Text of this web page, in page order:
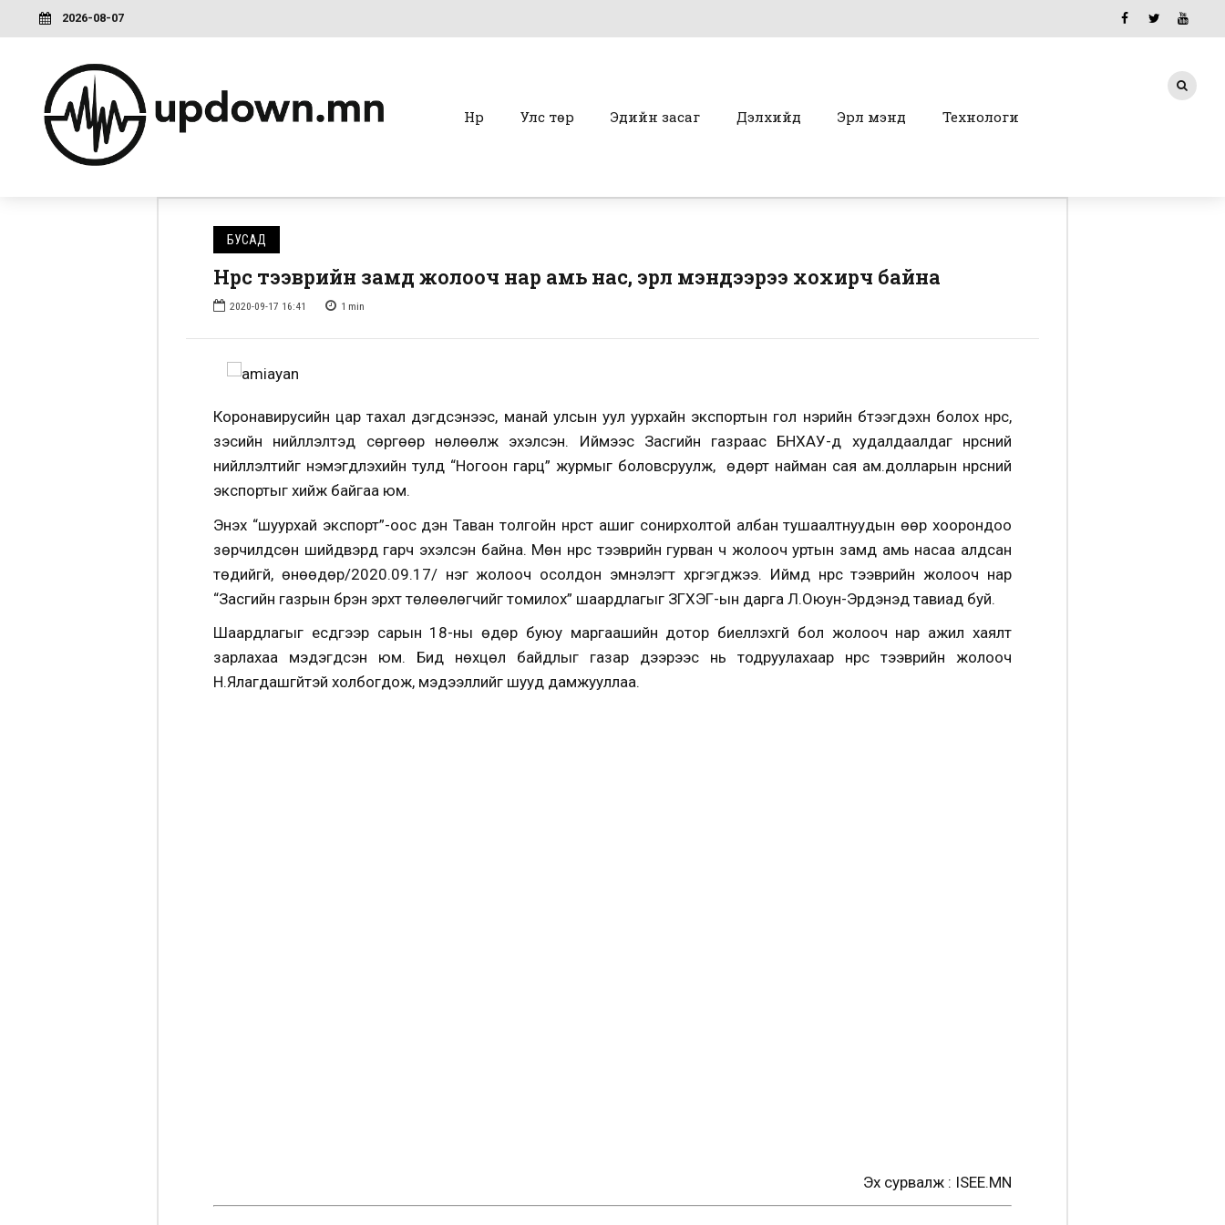
2026-08-07
Нүүр Улс төр Эдийн засаг Дэлхийд Эрүүл мэнд Технологи
БУСАД
Нүүрс тээврийн замд жолооч нар амь нас, эрүүл мэндээрээ хохирч байна
2020-09-17 16:41 1 min
Коронавирусийн цар тахал дэгдсэнээс, манай улсын уул уурхайн экспортын гол нэрийн бүтээгдэхүүн болох нүүрс,
зэсийн нийлүүлэлтэд сөргөөр нөлөөлж эхэлсэн. Иймээс Засгийн газраас БНХАУ-д худалдаалдаг нүүрсний
нийлүүлэлтийг нэмэгдүүлэхийн тулд “Ногоон гарц” журмыг боловсруулж, өдөрт найман сая ам.долларын нүүрсний
экспортыг хийж байгаа юм.
Энэхүү “шуурхай экспорт”-оос үүдэн Таван толгойн нүүрст ашиг сонирхолтой албан тушаалтнуудын өөр хоорондоо
зөрчилдсөн шийдвэрүүд гарч эхэлсэн байна. Мөн нүүрс тээврийн гурван ч жолооч уртын замд амь насаа алдсан
төдийгүй, өнөөдөр/2020.09.17/ нэг жолооч осолдон эмнэлэгт хүргэгджээ. Иймд нүүрс тээврийн жолооч нар
“Засгийн газрын бүрэн эрхт төлөөлөгчийг томилох” шаардлагыг ЗГХЭГ-ын дарга Л.Оюун-Эрдэнэд тавиад буй.
Шаардлагыг есдүгээр сарын 18-ны өдөр буюу маргаашийн дотор биелүүлэхгүй бол жолооч нар ажил хаялт
зарлахаа мэдэгдсэн юм. Бид нөхцөл байдлыг газар дээрээс нь тодруулахаар нүүрс тээврийн жолооч
Н.Ялагдашгүйтэй холбогдож, мэдээллийг шууд дамжууллаа.
Эх сурвалж : ISEE.MN